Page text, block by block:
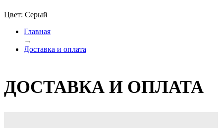
Цвет: Серый
Главная
→
Доставка и оплата
ДОСТАВКА И ОПЛАТА